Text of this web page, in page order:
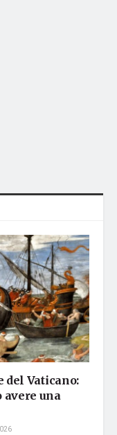
del Vaticano:
avere una